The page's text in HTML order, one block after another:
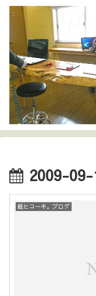
2009-
紙ヒコーキ。ブログ